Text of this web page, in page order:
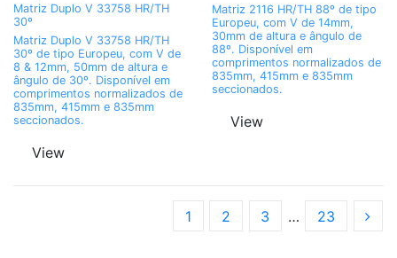
Matriz Duplo V 33758 HR/TH
30º
Matriz Duplo V 33758 HR/TH
30º de tipo Europeu, com V de
8 & 12mm, 50mm de altura e
ângulo de 30º. Disponível em
comprimentos normalizados de
835mm, 415mm e 835mm
seccionados.
View
Matriz 2116 HR/TH 88º de tipo
Europeu, com V de 14mm,
30mm de altura e ângulo de
88º. Disponível em
comprimentos normalizados de
835mm, 415mm e 835mm
seccionados.
View
1 2 3 … 23